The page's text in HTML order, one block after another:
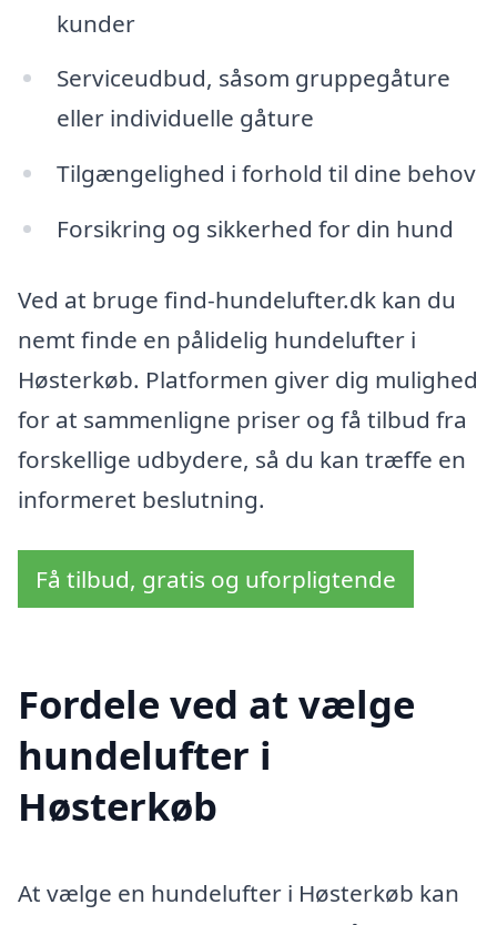
kunder
Serviceudbud, såsom gruppegåture
eller individuelle gåture
Tilgængelighed i forhold til dine behov
Forsikring og sikkerhed for din hund
Ved at bruge find-hundelufter.dk kan du
nemt finde en pålidelig hundelufter i
Høsterkøb. Platformen giver dig mulighed
for at sammenligne priser og få tilbud fra
forskellige udbydere, så du kan træffe en
informeret beslutning.
Få tilbud, gratis og uforpligtende
Fordele ved at vælge
hundelufter i
Høsterkøb
At vælge en hundelufter i Høsterkøb kan